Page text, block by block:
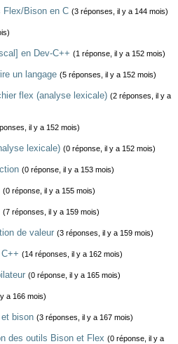
Flex/Bison en C (3 réponses, il y a 144 mois)
en Dev-C++ (1 réponse, il y a 152 mois)
un langage (5 réponses, il y a 152 mois)
flex (analyse lexicale) (2 réponses, il y a
il y a 152 mois)
lexicale) (0 réponse, il y a 152 mois)
(0 réponse, il y a 153 mois)
(0 réponse, il y a 155 mois)
(7 réponses, il y a 159 mois)
de valeur (3 réponses, il y a 159 mois)
(14 réponses, il y a 162 mois)
(0 réponse, il y a 165 mois)
a 166 mois)
bison (3 réponses, il y a 167 mois)
des outils Bison et Flex (0 réponse, il y a